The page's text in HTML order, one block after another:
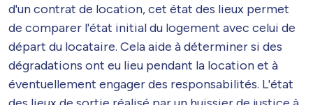
d'un contrat de location, cet état des lieux permet
de comparer l'état initial du logement avec celui de
départ du locataire. Cela aide à déterminer si des
dégradations ont eu lieu pendant la location et à
éventuellement engager des responsabilités. L'état